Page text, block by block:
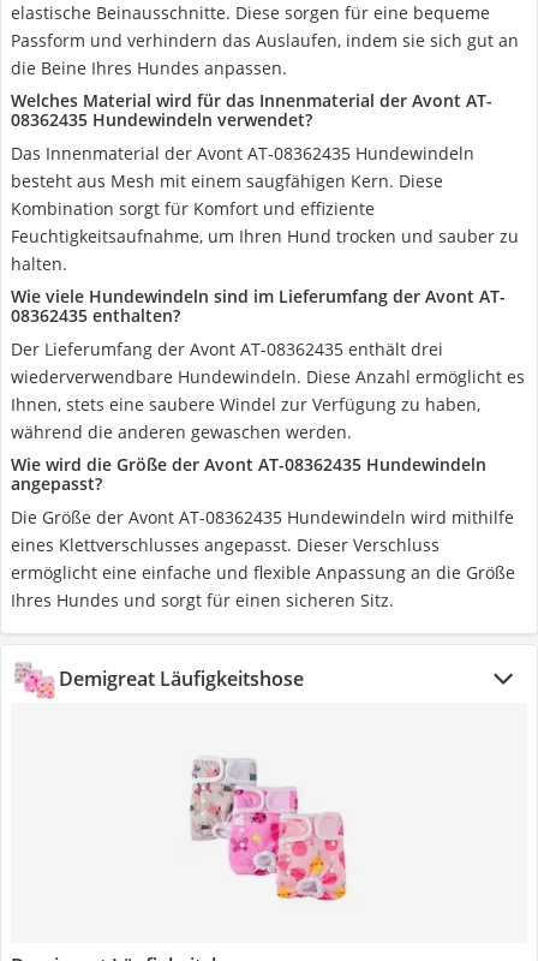
elastische Beinausschnitte. Diese sorgen für eine bequeme
Passform und verhindern das Auslaufen, indem sie sich gut an
die Beine Ihres Hundes anpassen.
Welches Material wird für das Innenmaterial der Avont AT-
08362435 Hundewindeln verwendet?
Das Innenmaterial der Avont AT-08362435 Hundewindeln
besteht aus Mesh mit einem saugfähigen Kern. Diese
Kombination sorgt für Komfort und effiziente
Feuchtigkeitsaufnahme, um Ihren Hund trocken und sauber zu
halten.
Wie viele Hundewindeln sind im Lieferumfang der Avont AT-
08362435 enthalten?
Der Lieferumfang der Avont AT-08362435 enthält drei
wiederverwendbare Hundewindeln. Diese Anzahl ermöglicht es
Ihnen, stets eine saubere Windel zur Verfügung zu haben,
während die anderen gewaschen werden.
Wie wird die Größe der Avont AT-08362435 Hundewindeln
angepasst?
Die Größe der Avont AT-08362435 Hundewindeln wird mithilfe
eines Klettverschlusses angepasst. Dieser Verschluss
ermöglicht eine einfache und flexible Anpassung an die Größe
Ihres Hundes und sorgt für einen sicheren Sitz.
Demigreat Läufigkeitshose